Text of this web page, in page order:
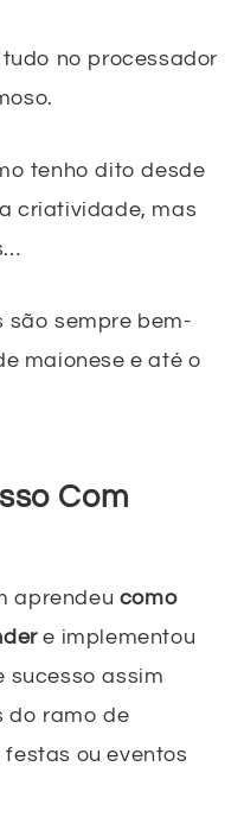
no processador
tenho dito desde
criatividade, mas
são sempre bem-
maionese e até o
Com
aprendeu como
e implementou
sucesso assim
do ramo de
festas ou eventos